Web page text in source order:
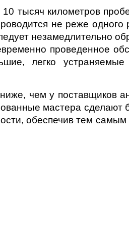
тысяч километров
не реже одного
незамедлительно
проведенное
легко устраняемые
чем у поставщиков
мастера сделают
обеспечив тем